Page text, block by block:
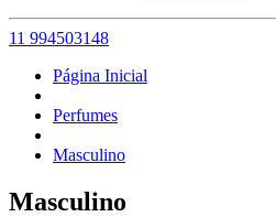
11 994503148
Página Inicial
Perfumes
Masculino
Masculino